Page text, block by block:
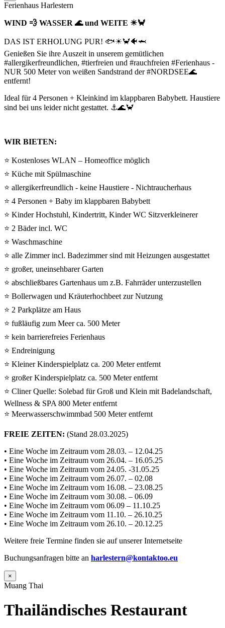
Ferienhaus Harlestern
WIND 💨 WASSER 🌊 und WEITE ☀🦀
DAS IST ERHOLUNG PUR! 🐟☀🦀🐠🦈
Genießen Sie ihre Auszeit in unserem gemütlichen
#allergikerfreundlichen, #tierfreien und #rauchfreien #Ferienhaus -
NUR 500 Meter von weißen Sandstrand der #NORDSEE🌊
entfernt!
Ideal für 4 Personen + Kleinkind im klappbaren Babybett. Haustiere
sind bei uns leider nicht gestattet. ⚓🌊🦀
WIR BIETEN:
⭐ Kostenloses WLAN – Homeoffice möglich
⭐ Küche mit Spülmaschine
⭐ allergikerfreundlich - keine Haustiere - Nichtraucherhaus
⭐ 4 Personen + Baby im klappbaren Babybett
⭐ Kinder Hochstuhl, Kindertritt, Kinder WC Sitzverkleinerer
⭐ 2 Bäder incl. WC
⭐ Waschmaschine
⭐ alle Zimmer incl. Badezimmer sind mit Heizungen ausgestattet
⭐ großer, uneinsehbarer Garten
⭐ abschließbares Gartenhaus um z.B. Fahrräder unterzustellen
⭐ Bollerwagen und Kräuterhochbeet zur Nutzung
⭐ 2 Parkplätze am Haus
⭐ fußläufig zum Meer ca. 500 Meter
⭐ kein barrierefreies Ferienhaus
⭐ Endreinigung
⭐ Kleiner Kinderspielplatz ca. 200 Meter entfernt
⭐ großer Kinderspielplatz ca. 500 Meter entfernt
⭐ Cliner Quelle: Solebad für Groß und Klein mit Badelandschaft,
Wellness & SPA 800 Meter entfernt
⭐ Meerwasserschwimmbad 500 Meter entfernt
FREIE ZEITEN: (Stand 28.03.2025)
• Eine Woche im Zeitraum vom 28.03. – 12.04.25
• Eine Woche im Zeitraum vom 26.04. – 16.05.25
• Eine Woche im Zeitraum vom 24.05. -31.05.25
• Eine Woche im Zeitraum vom 26.07. – 02.08
• Eine Woche im Zeitraum vom 16.08. – 23.08.25
• Eine Woche im Zeitraum vom 30.08. – 06.09
• Eine Woche im Zeitraum vom 06.09 – 11.10.25
• Eine Woche im Zeitraum vom 11.10. – 26.10.25
• Eine Woche im Zeitraum vom 26.10. – 20.12.25
Weitere freie Termine finden sie auf unserer Internetseite
Buchungsanfragen bitte an harlestern@kontaktoo.eu
×
Muang Thai
Thailändisches Restaurant